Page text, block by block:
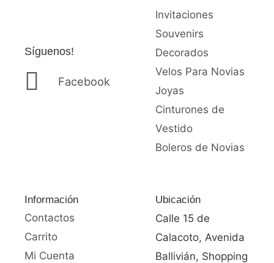
Síguenos!
Facebook
Invitaciones
Souvenirs
Decorados
Velos Para Novias
Joyas
Cinturones de
Vestido
Boleros de Novias
Información
Contactos
Carrito
Mi Cuenta
Ubicación
Calle 15 de
Calacoto, Avenida
Ballivián, Shopping